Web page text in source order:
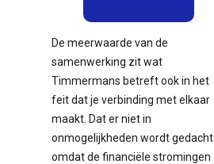
De meerwaarde van de
samenwerking zit wat
Timmermans betreft ook in het
feit dat je verbinding met elkaar
maakt. Dat er niet in
onmogelijkheden wordt gedacht
omdat de financiële stromingen